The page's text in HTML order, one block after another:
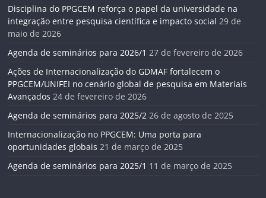
Disciplina do PPGCEM reforça o papel da universidade na
integração entre pesquisa científica e impacto social 29 de
maio de 2026
Agenda de seminários para 2026/1 27 de fevereiro de 2026
Ações de Internacionalização do GDMAF fortalecem o
PPGCEM/UNIFEI no cenário global de pesquisa em Materiais
Avançados 24 de fevereiro de 2026
Agenda de seminários para 2025/2 26 de agosto de 2025
Internacionalização no PPGCEM: Uma porta para
oportunidades globais 21 de março de 2025
Agenda de seminários para 2025/1 11 de março de 2025